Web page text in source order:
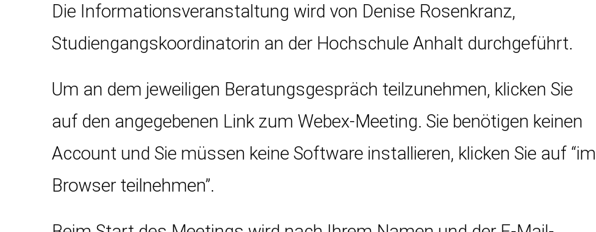
Die Informationsveranstaltung wird von Denise Rosenkranz,
Studiengangskoordinatorin an der Hochschule Anhalt durchgeführt.
Um an dem jeweiligen Beratungsgespräch teilzunehmen, klicken Sie
auf den angegebenen Link zum Webex-Meeting. Sie benötigen keinen
Account und Sie müssen keine Software installieren, klicken Sie auf “im
Browser teilnehmen”.